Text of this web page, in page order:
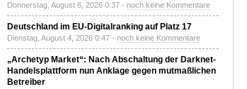
Donnerstag, August 6, 2026 0:37 - noch keine Kommentare
Deutschland im EU-Digitalranking auf Platz 17
Dienstag, August 4, 2026 0:47 - noch keine Kommentare
„Archetyp Market“: Nach Abschaltung der Darknet-
Handelsplattform nun Anklage gegen mutmaßlichen
Betreiber